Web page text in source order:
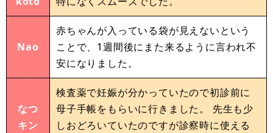
Nao
赤ちゃんが入っている袋が見えないという
ことで、1週間後にまた来るように言われ不
安になりました。
なつ
キン
検査薬で妊娠が分かっていたので初診前に
母子手帳をもらいに行きました。 先生も少
しおどろいていたのですが診察時に使える